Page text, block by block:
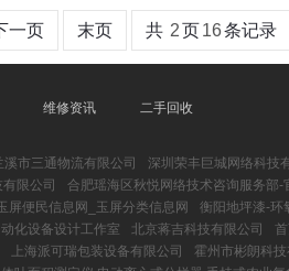
一页 末页 共 2页16条记录
维修资讯 二手回收
溪市三通物流有限公司 深圳荣丰巨城网络科技
限公司
合肥瑶海区秋悦网络技术咨询服务部-
屏便民信息网_玉屏分类信息网
衡阳地坪漆-环
化设备设计工作室
北京蒋吉科技有限公司
上海派可瑞包装设备有限公司 霍州市彬朗科